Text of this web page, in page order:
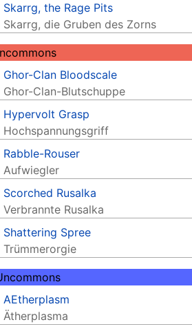
Skarrg, the Rage Pits
Skarrg, die Gruben des Zorns
Ghor-Clan Bloodscale
Ghor-Clan-Blutschuppe
Hypervolt Grasp
Hochspannungsgriff
Rabble-Rouser
Aufwiegler
Scorched Rusalka
Verbrannte Rusalka
Shattering Spree
Trümmerorgie
AEtherplasm
Ätherplasma